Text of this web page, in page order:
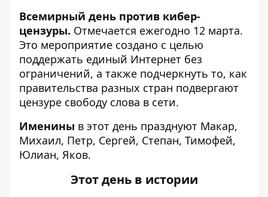
Всемирный день против кибер-
цензуры. Отмечается ежегодно 12 марта.
Это мероприятие создано с целью
поддержать единый Интернет без
ограничений, а также подчеркнуть то, как
правительства разных стран подвергают
цензуре свободу слова в сети.
Именины в этот день празднуют Макар,
Михаил, Петр, Сергей, Степан, Тимофей,
Юлиан, Яков.
Этот день в истории